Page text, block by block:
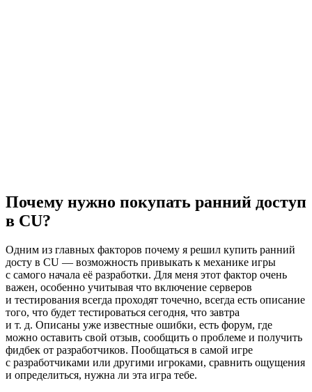
Почему нужно покупать ранний доступ
в CU?
Одним из главных факторов почему я решил купить ранний
досту в CU — возможность привыкать к механике игры
с самого начала её разработки. Для меня этот фактор очень
важен, особенно учитывая что включение серверов
и тестирования всегда проходят точечно, всегда есть описание
того, что будет тестироваться сегодня, что завтра
и т. д. Описаны уже известные ошибки, есть форум, где
можно оставить свой отзыв, сообщить о проблеме и получить
фидбек от разработчиков. Пообщаться в самой игре
с разработчиками или другими игроками, сравнить ощущения
и определиться, нужна ли эта игра тебе.